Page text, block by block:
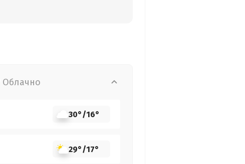
Облачно
30°/16°
29°/17°